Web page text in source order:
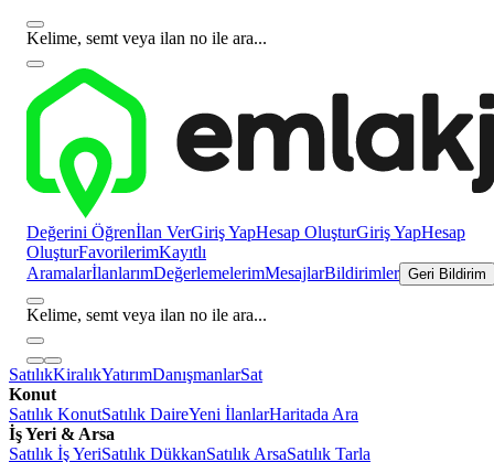
Kelime, semt veya ilan no ile ara...
Değerini Öğrenİlan VerGiriş YapHesap OluşturGiriş YapHesap
OluşturFavorilerimKayıtlı
AramalarİlanlarımDeğerlemelerimMesajlarBildirimler Geri Bildirim
Kelime, semt veya ilan no ile ara...
SatılıkKiralıkYatırımDanışmanlarSat
Konut
Satılık KonutSatılık DaireYeni İlanlarHaritada Ara
İş Yeri & Arsa
Satılık İş YeriSatılık DükkanSatılık ArsaSatılık Tarla